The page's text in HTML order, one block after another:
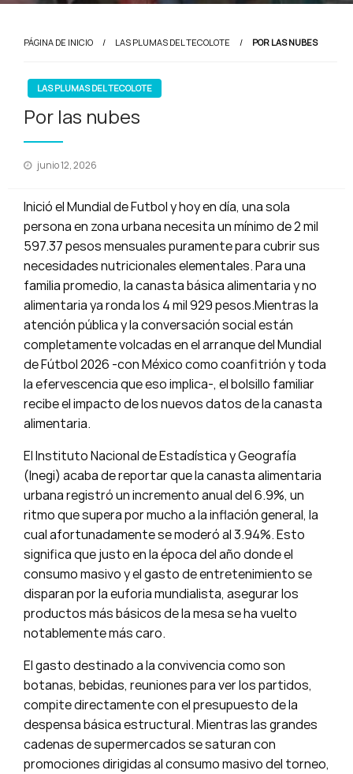
PÁGINA DE INICIO LAS PLUMAS DEL TECOLOTE POR LAS NUBES
LAS PLUMAS DEL TECOLOTE
Por las nubes
Publicado
junio 12, 2026
Inició el Mundial de Futbol y hoy en día, una sola
persona en zona urbana necesita un mínimo de 2 mil
597.37 pesos mensuales puramente para cubrir sus
necesidades nutricionales elementales. Para una
familia promedio, la canasta básica alimentaria y no
alimentaria ya ronda los 4 mil 929 pesos.Mientras la
atención pública y la conversación social están
completamente volcadas en el arranque del Mundial
de Fútbol 2026 -con México como coanfitrión y toda
la efervescencia que eso implica-, el bolsillo familiar
recibe el impacto de los nuevos datos de la canasta
alimentaria.
El Instituto Nacional de Estadística y Geografía
(Inegi) acaba de reportar que la canasta alimentaria
urbana registró un incremento anual del 6.9%, un
ritmo que supera por mucho a la inflación general, la
cual afortunadamente se moderó al 3.94%. Esto
significa que justo en la época del año donde el
consumo masivo y el gasto de entretenimiento se
disparan por la euforia mundialista, asegurar los
productos más básicos de la mesa se ha vuelto
notablemente más caro.
El gasto destinado a la convivencia como son
botanas, bebidas, reuniones para ver los partidos,
compite directamente con el presupuesto de la
despensa básica estructural. Mientras las grandes
cadenas de supermercados se saturan con
promociones dirigidas al consumo masivo del torneo,